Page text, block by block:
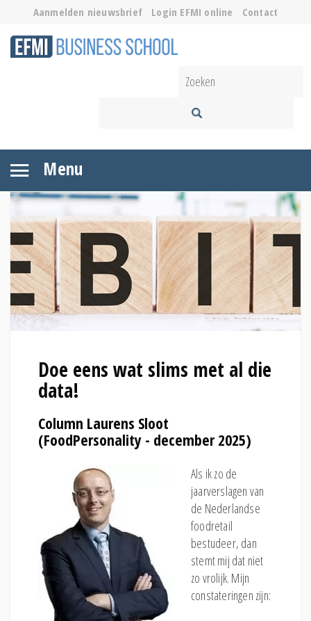
Aanmelden nieuwsbrief Login EFMI online Contact
Menu
Doe eens wat slims met al die
data!
Column Laurens Sloot
(FoodPersonality - december 2025)
Als ik zo de
jaarverslagen van
de Nederlandse
foodretail
bestudeer, dan
stemt mij dat niet
zo vrolijk. Mijn
constateringen zijn: